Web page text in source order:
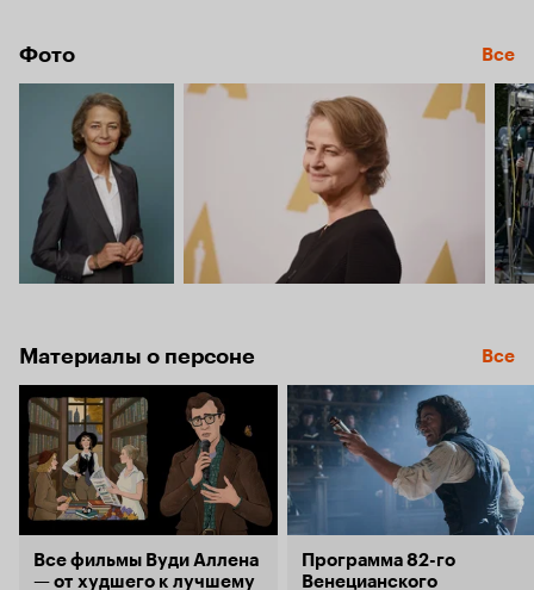
Фото Все
Материалы о персоне Все
Все фильмы Вуди Аллена
— от худшего к лучшему
Программа 82-го
Венецианского